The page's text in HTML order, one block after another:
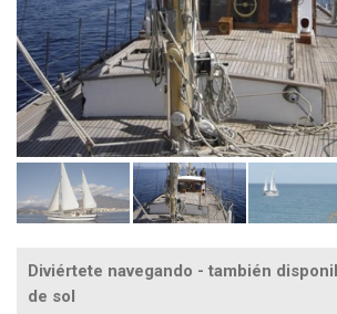
Diviértete navegando - también
de sol